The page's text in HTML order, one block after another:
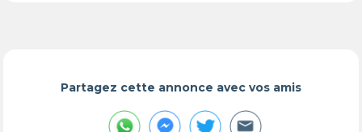
Partagez cette annonce avec vos amis